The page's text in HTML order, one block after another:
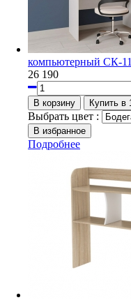
компьютерный СК-11
26 190
Выбрать цвет :
Подробнее